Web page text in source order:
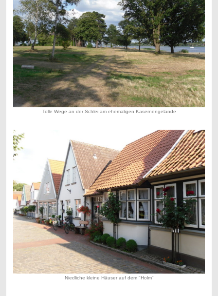
Tolle Wege an der Schlei am ehemaligen Kasernengelände
Niedliche kleine Häuser auf dem "Holm"